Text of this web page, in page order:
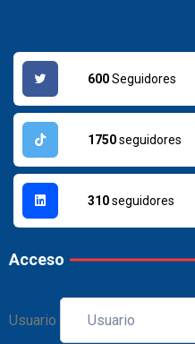
600Seguidores
1750seguidores
310seguidores
Acceso
Usuario